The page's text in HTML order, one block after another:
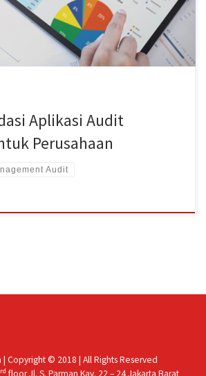
panjang auditing yang harus dilalui oleh
Aplikasi Audit
Perusahaan
Audit
| Copyright © 2018 | All Rights Reserved
rd floor Jl. S. Parman Kav. 22 – 24 Jakarta Barat